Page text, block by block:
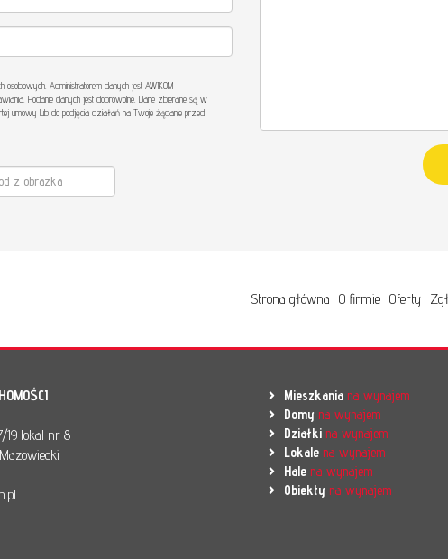
Administratorem danych jest AWIKOM
Podanie danych jest dobrowolne. Dane zbierane są w
umowy lub do podjęcia działań na Twoje żądanie przed
Strona główna O firmie Oferty
19 lokal nr 8
Mieszkania na wynajem
Domy na wynajem
Działki na wynajem
Lokale na wynajem
Hale na wynajem
Obiekty na wynajem